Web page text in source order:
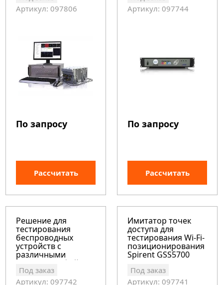
Артикул: 097806
По запросу
Рассчитать
Артикул: 097744
По запросу
Рассчитать
Решение для
тестирования
беспроводных
устройств с
различными
радиоинтерфейсами
Spirent GSS5300
Под заказ
Артикул: 097742
Имитатор точек
доступа для
тестирования Wi-Fi-
позиционирования
Spirent GSS5700
Под заказ
Артикул: 097741